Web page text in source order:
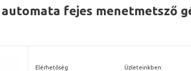
automata fejes menetmetsző
Elérhetőség: Üzleteinkben: